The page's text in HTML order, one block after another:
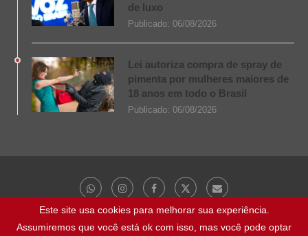
de luxo
Publicado: 06/08/2026
Lei autoriza compra de spray de
pimenta por mulheres maiores de
18 anos em todo o Brasil
Publicado: 06/08/2026
Este site usa cookies para melhorar sua experiência.
Assumiremos que você está ok com isso, mas você pode optar